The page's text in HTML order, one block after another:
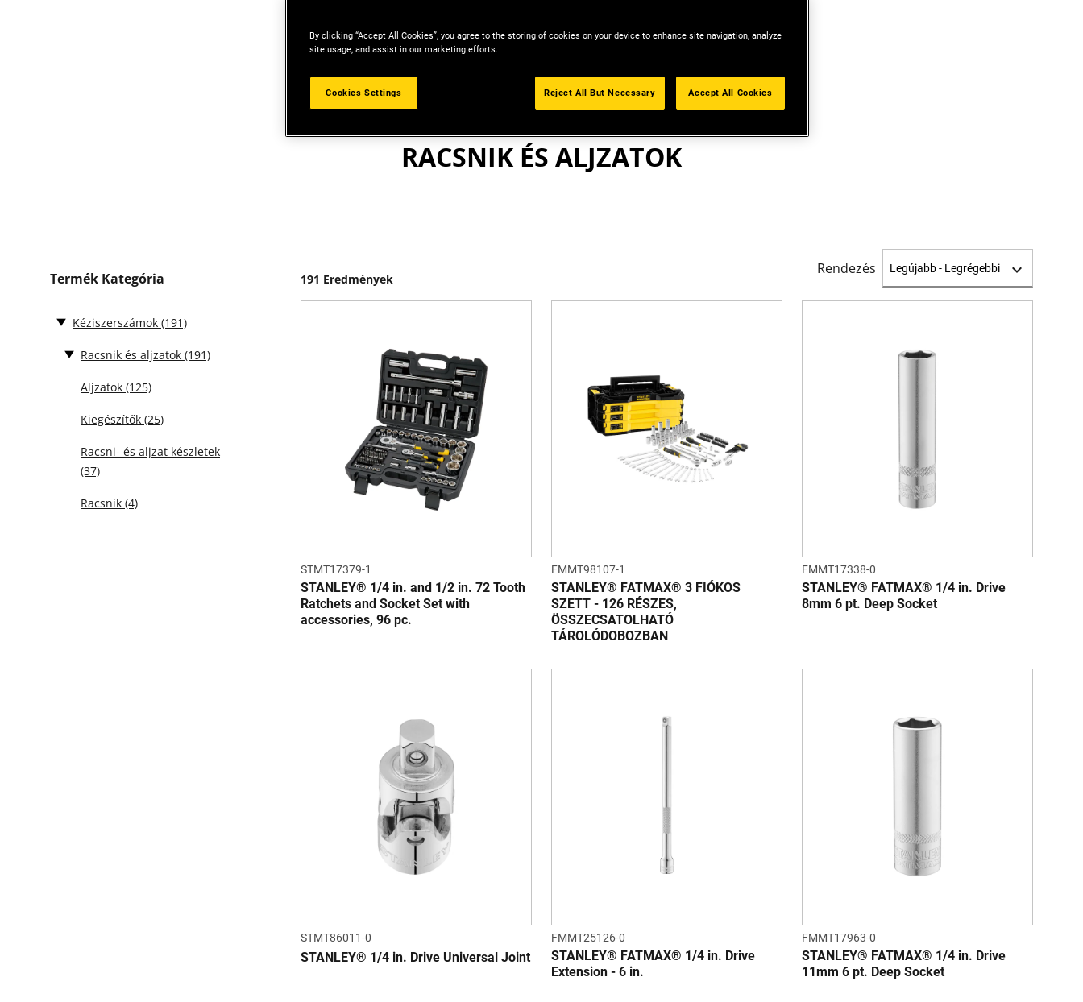
RACSNIK ÉS ALJZATOK
Termék Kategória
Kéziszerszámok (191)
Racsnik és aljzatok (191)
Aljzatok (125)
Kiegészítők (25)
Racsni- és aljzat készletek
(37)
Racsnik (4)
191 Eredmények
Rendezés
STMT17379-1
STANLEY® 1/4 in. and 1/2 in. 72 Tooth
Ratchets and Socket Set with
accessories, 96 pc.
FMMT98107-1
STANLEY® FATMAX® 3 FIÓKOS
SZETT - 126 RÉSZES,
ÖSSZECSATOLHATÓ
TÁROLÓDOBOZBAN
FMMT17338-0
STANLEY® FATMAX® 1/4 in. Drive
8mm 6 pt. Deep Socket
STMT86011-0
STANLEY® 1/4 in. Drive Universal Joint
FMMT25126-0
STANLEY® FATMAX® 1/4 in. Drive
Extension - 6 in.
FMMT17963-0
STANLEY® FATMAX® 1/4 in. Drive
11mm 6 pt. Deep Socket
By clicking “Accept All Cookies”, you agree to the storing of cookies on your device to enhance site navigation, analyze
site usage, and assist in our marketing efforts.
Cookies Settings Reject All But Necessary Accept All Cookies